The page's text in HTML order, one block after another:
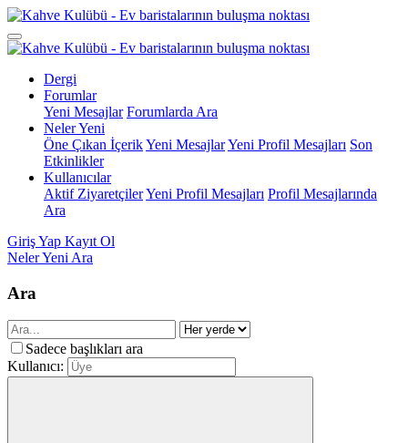
Dergi
Forumlar
Yeni Mesajlar Forumlarda Ara
Neler Yeni
Öne Çıkan İçerikYeni MesajlarYeni Profil Mesajları Son
Etkinlikler
Kullanıcılar
Aktif ZiyaretçilerYeni Profil Mesajları Profil Mesajlarında
Ara
Giriş Yap Kayıt Ol
Neler Yeni Ara
Ara
Sadece başlıkları ara
Kullanıcı: